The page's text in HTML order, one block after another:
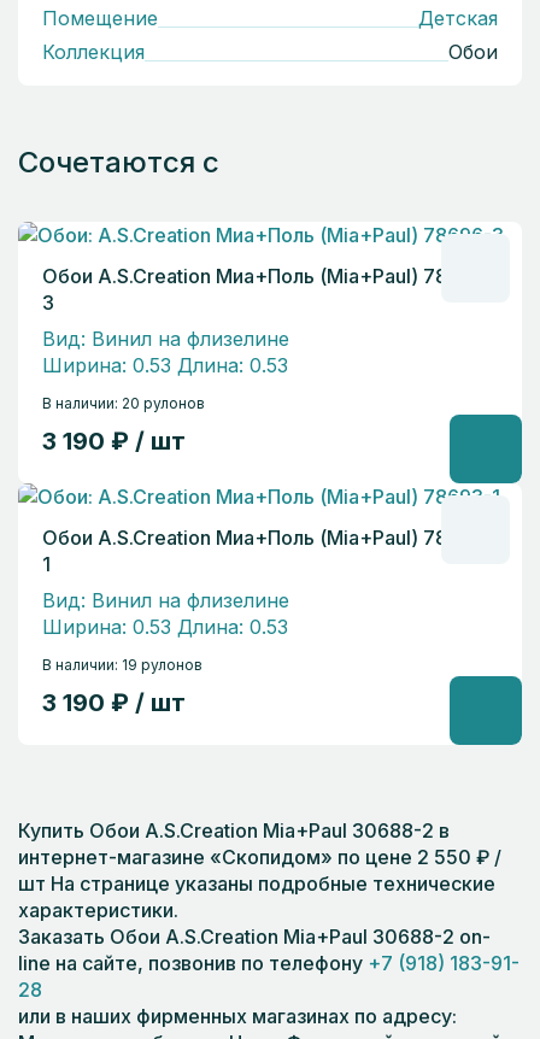
Помещение
Детская
Коллекция
Обои
Сочетаются с
Обои A.S.Creation Миа+Поль (Mia+Paul) 78696-
3
Вид: Винил на флизелине
Ширина: 0.53 Длина: 0.53
В наличии: 20 рулонов
3 190 ₽ / шт
Обои A.S.Creation Миа+Поль (Mia+Paul) 78693-
1
Вид: Винил на флизелине
Ширина: 0.53 Длина: 0.53
В наличии: 19 рулонов
3 190 ₽ / шт
Купить Обои A.S.Creation Mia+Paul 30688-2 в
интернет-магазине «Скопидом» по цене 2 550 ₽ /
шт На странице указаны подробные технические
характеристики.
Заказать Обои A.S.Creation Mia+Paul 30688-2 on-
line на сайте, позвонив по телефону +7 (918) 183-91-
28
или в наших фирменных магазинах по адресу: